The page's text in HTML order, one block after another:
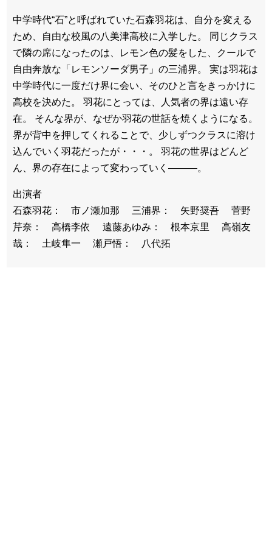
中学時代“石”と呼ばれていた石森羽花は、自分を変える
ため、自由な校風の八美津高校に入学した。 同じクラス
で隣の席になったのは、レモン色の髪をした、クールで
自由奔放な「レモンソーダ男子」の三浦界。 実は羽花は
中学時代に一度だけ界に会い、そのひと言をきっかけに
高校を決めた。 羽花にとっては、人気者の界は遠い存
在。 そんな界が、なぜか羽花の世話を焼くようになる。
界が背中を押してくれることで、少しずつクラスに溶け
込んでいく羽花だったが・・・。 羽花の世界はどんど
ん、界の存在によって変わっていく―――。
出演者
石森羽花： 市ノ瀬加那 三浦界： 矢野奨吾 菅野
芹奈： 高橋李依 遠藤あゆみ： 根本京里 高嶺友
哉： 土岐隼一 瀬戸悟： 八代拓